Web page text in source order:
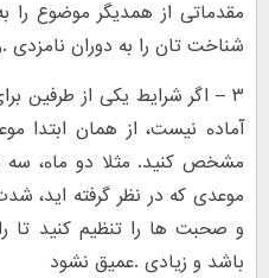
ﻣﻘﺪﻣﺎﺗﯽ از ﻫﻤﺪﯾﮕﺮ ﻣﻮﺿﻮع را
ﺷﻨﺎﺧﺖ ﺗﺎن را ﺑﻪ دوران ﻧﺎﻣﺰدی
۳ – اﮔﺮ ﺷﺮاﯾﻂ ﯾﮑﯽ از ﻃﺮﻓﯿﻦ
ﻣﺸﺨﺺ ﮐﻨﯿﺪ. ﻣﺜﻼ دو ﻣﺎﻩ، ﺳﻪ
ﻣﻮﻋﺪی ﮐﻪ در ﻧﻈﺮ ﮔﺮﻓﺘﻪ اﯾﺪ،
و ﺻﺤﺒﺖ ﻫﺎ را ﺗﻨﻈﯿﻢ ﮐﻨﯿﺪ ﺗﺎ
ﺑﺎﺷﺪ و زﯾﺎدی .ﻋﻤﯿﻖ ﻧﺸﻮد